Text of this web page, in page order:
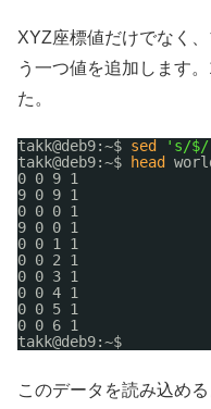
XYZ座標値だけでなく
う一つ値を追加します
た。
takk@deb9:~$ sed 's/
takk@deb9:~$
head
0 0 9 1
9 0 9 1
0 0 0 1
9 0 0 1
0 0 1 1
0 0 2 1
0 0 3 1
0 0 4 1
0 0 5 1
0 0 6 1
takk@deb9:~$
このデータを読み込め